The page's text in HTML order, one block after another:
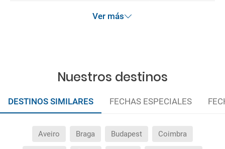
Ver más
Nuestros destinos
DESTINOS SIMILARES FECHAS ESPECIALES
Aveiro Braga Budapest Coimbra